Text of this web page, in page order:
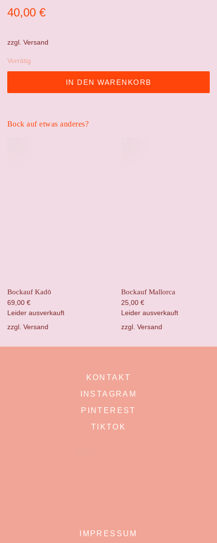
zzgl. Versand
40,00 €
Vorrätig
IN DEN WARENKORB
Bock auf etwas anderes?
Bockauf Kadō
69,00 €
Leider ausverkauft
zzgl. Versand
Bockauf Mallorca
25,00 €
Leider ausverkauft
zzgl. Versand
KONTAKT
INSTAGRAM
PINTEREST
TIKTOK
IMPRESSUM